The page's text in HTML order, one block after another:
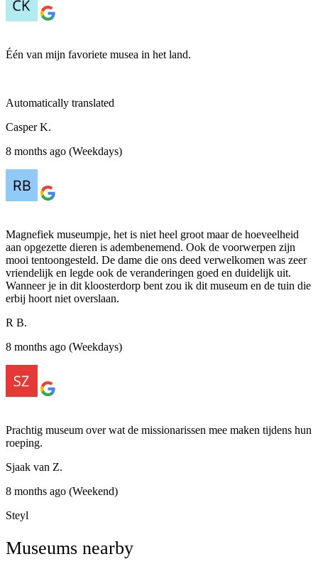
Één van mijn favoriete musea in het land.
Automatically translated
Casper K.
8 months ago (Weekdays)
Magnefiek museumpje, het is niet heel groot maar de hoeveelheid
aan opgezette dieren is adembenemend. Ook de voorwerpen zijn
mooi tentoongesteld. De dame die ons deed verwelkomen was zeer
vriendelijk en legde ook de veranderingen goed en duidelijk uit.
Wanneer je in dit kloosterdorp bent zou ik dit museum en de tuin die
erbij hoort niet overslaan.
R B.
8 months ago (Weekdays)
Prachtig museum over wat de missionarissen mee maken tijdens hun
roeping.
Sjaak van Z.
8 months ago (Weekend)
Steyl
Museums nearby